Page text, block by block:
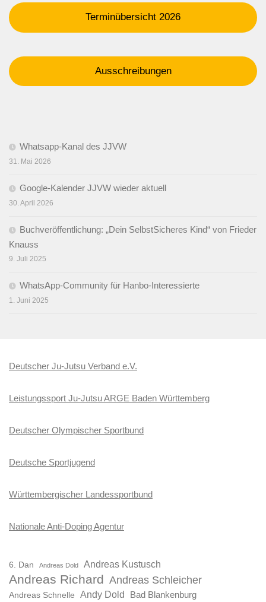
Terminübersicht 2026
Ausschreibungen
Whatsapp-Kanal des JJVW
31. Mai 2026
Google-Kalender JJVW wieder aktuell
30. April 2026
Buchveröffentlichung: „Dein SelbstSicheres Kind“ von Frieder
Knauss
9. Juli 2025
WhatsApp-Community für Hanbo-Interessierte
1. Juni 2025
Deutscher Ju-Jutsu Verband e.V.
Leistungssport Ju-Jutsu ARGE Baden Württemberg
Deutscher Olympischer Sportbund
Deutsche Sportjugend
Württembergischer Landessportbund
Nationale Anti-Doping Agentur
6. Dan Andreas Dold Andreas Kustusch
Andreas Richard Andreas Schleicher
Andreas Schnelle Andy Dold Bad Blankenburg